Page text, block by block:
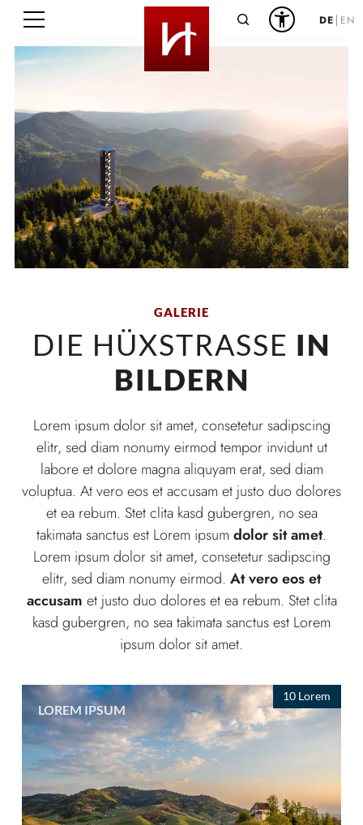
Suche DE EN
GALERIE
DIE HÜXSTRASSE
IN
BILDERN
Lorem ipsum dolor sit amet, consetetur sadipscing
elitr, sed diam nonumy eirmod tempor invidunt ut
labore et dolore magna aliquyam erat, sed diam
voluptua. At vero eos et accusam et justo duo dolores
et ea rebum. Stet clita kasd gubergren, no sea
takimata sanctus est Lorem ipsum dolor sit amet.
Lorem ipsum dolor sit amet, consetetur sadipscing
elitr, sed diam nonumy eirmod. At vero eos et
accusam et justo duo dolores et ea rebum. Stet clita
kasd gubergren, no sea takimata sanctus est Lorem
ipsum dolor sit amet.
LOREM IPSUM
10 Lorem